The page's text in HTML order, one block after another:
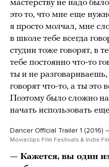
мастерству не надо
это то, что мне еще
я просто молчал, мне
в школе тебе всегда
студии тоже говорят, в
тебе постоянно что-то
ты и не
говорят что-то, а ты это
Поэтому было сложно
начать использовать
Dancer Official Trailer 1
Movieclips Film Festivals & Indie
— Кажется, вы один